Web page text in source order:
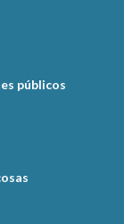
públicos